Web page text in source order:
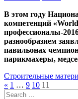
В этом году
компетенций «
профессионалы-
разнообразием
павильонах
парикмахеры,
Строительные
« 1 … 9 10 11
Search